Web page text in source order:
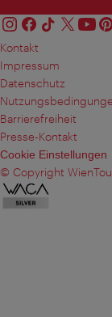
Kontakt
Impressum
Datenschutz
Barrierefreiheit
Presse-Kontakt
Cookie Einstellungen
© Copyright